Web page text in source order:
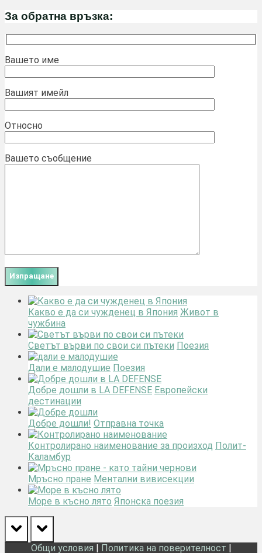
За обратна връзка:
Вашето име
Вашият имейл
Относно
Вашето съобщение
Какво е да си чужденец в Япония Живот в
чужбина
Светът върви по свои си пътеки Поезия
Дали е малодушие Поезия
Добре дошли в LA DEFENSE Европейски
дестинации
Добре дошли! Отправна точка
Контролирано наименование за произход Полит-
Каламбур
Мръсно пране Ментални вивисекции
Море в късно лято Японска поезия
prev next
Общи условия | Политика на поверителност |